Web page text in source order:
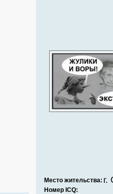
Место жительства: г.
Номер ICQ: